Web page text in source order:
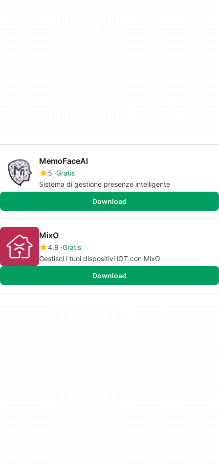
MemoFaceAl
5 Gratis
Sistema di gestione presenze intelligente
Download
MixO
4.9 Gratis
Gestisci i tuoi dispositivi iOT con MixO
Download